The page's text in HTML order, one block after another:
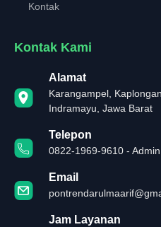
Kontak
Kontak Kami
Alamat
Karangampel,
Indramayu, Jawa Barat
Telepon
0822-1969-9610 -
Email
Jam Layanan